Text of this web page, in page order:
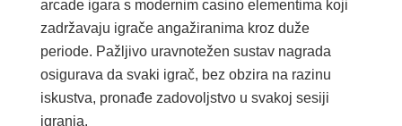
arcade igara s modernim casino elementima koji
zadržavaju igrače angažiranima kroz duže
periode. Pažljivo uravnotežen sustav nagrada
osigurava da svaki igrač, bez obzira na razinu
iskustva, pronađe zadovoljstvo u svakoj sesiji
igranja.